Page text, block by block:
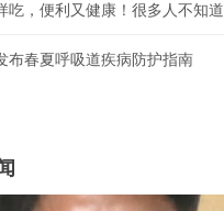
吃，便利又健康！很多人不知道
布春夏呼吸道疾病防护指南